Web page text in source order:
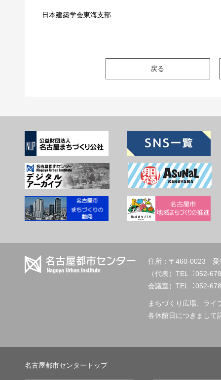
日本建築学会東海支部
戻る
住所：〒460-0023 愛
（代表）
会議室）TEL︓052-
まちづくり広場、ライ
各休館日につきまして
名古屋都市センタートップ